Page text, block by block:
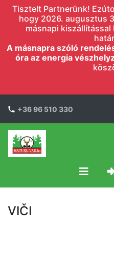
Tisztelt Partnerünk!
hogy 2026. augusztus
másnapi
A másnapra szóló
óra az energia
+36 96 510 330
VIČI